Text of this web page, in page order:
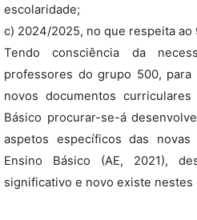
escolaridade;
c) 2024/2025, no que respeita ao
Tendo consciência da
professores do grupo 500, para
novos documentos
Básico procurar-se-á
aspetos específicos das
Ensino Básico (AE, 2021),
significativo e novo existe